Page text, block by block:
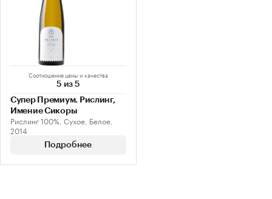
Соотношение цены и качества
5 из 5
Супер Премиум. Рислинг,
Имение Сикоры
Рислинг 100%, Сухое, Белое,
2014
Подробнее